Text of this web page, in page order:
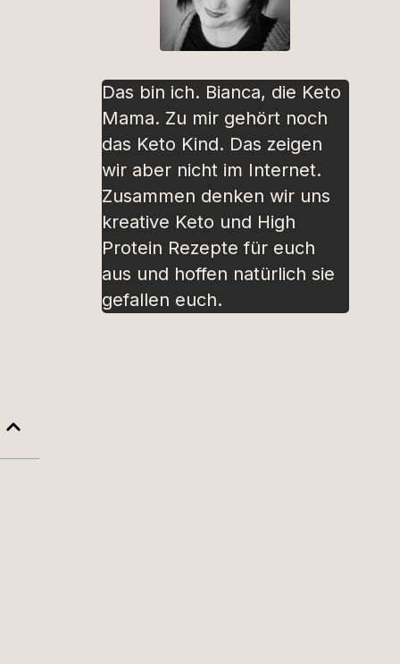
Das bin ich. Bianca, die Keto
Mama. Zu mir gehört noch
das Keto Kind. Das zeigen
wir aber nicht im Internet.
Zusammen denken wir uns
kreative Keto und High
Protein Rezepte für euch
aus und hoffen natürlich sie
gefallen euch.